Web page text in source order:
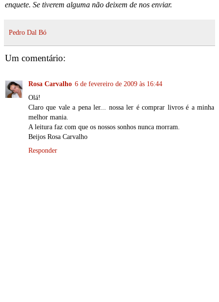
enquete. Se tiverem alguma não deixem de nos enviar.
Pedro Dal Bó
Um comentário:
Rosa Carvalho 6 de fevereiro de 2009 às 16:44
Olá!
Claro que vale a pena ler... nossa ler é comprar livros é a minha
melhor mania.
A leitura faz com que os nossos sonhos nunca morram.
Beijos Rosa Carvalho
Responder